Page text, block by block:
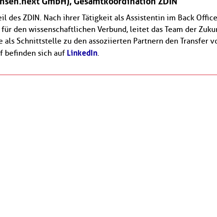
des ZDIN. Nach ihrer Tätigkeit als Assistentin im Back
den wissenschaftlichen Verbund, leitet das Team der
Schnittstelle zu den assoziierten Partnern den Transfer
befinden sich auf LinkedIn.